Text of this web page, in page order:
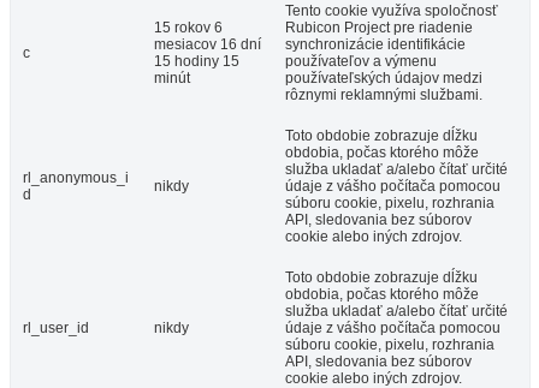
c
15 rokov 6
mesiacov 16 dní
15 hodiny 15
minút
Tento cookie využíva spoločnosť
Rubicon Project pre riadenie
synchronizácie identifikácie
používateľov a výmenu
používateľských údajov medzi
rôznymi reklamnými službami.
rl_anonymous_i
d
nikdy
Toto obdobie zobrazuje dĺžku
obdobia, počas ktorého môže
služba ukladať a/alebo čítať určité
údaje z vášho počítača pomocou
súboru cookie, pixelu, rozhrania
API, sledovania bez súborov
cookie alebo iných zdrojov.
rl_user_id nikdy
Toto obdobie zobrazuje dĺžku
obdobia, počas ktorého môže
služba ukladať a/alebo čítať určité
údaje z vášho počítača pomocou
súboru cookie, pixelu, rozhrania
API, sledovania bez súborov
cookie alebo iných zdrojov.